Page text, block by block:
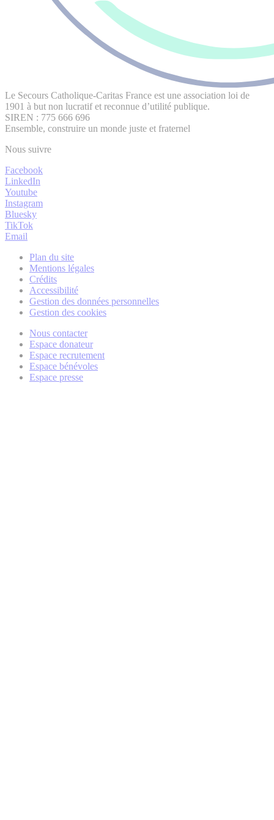
Le Secours Catholique-Caritas France est une association loi de
1901 à but non lucratif et reconnue d’utilité publique.
SIREN : 775 666 696
Ensemble, construire un monde juste et fraternel
Nous suivre
Facebook
LinkedIn
Youtube
Instagram
Bluesky
TikTok
Email
Plan du site
Mentions légales
Crédits
Accessibilité
Gestion des données personnelles
Gestion des cookies
Nous contacter
Espace donateur
Espace recrutement
Espace bénévoles
Espace presse